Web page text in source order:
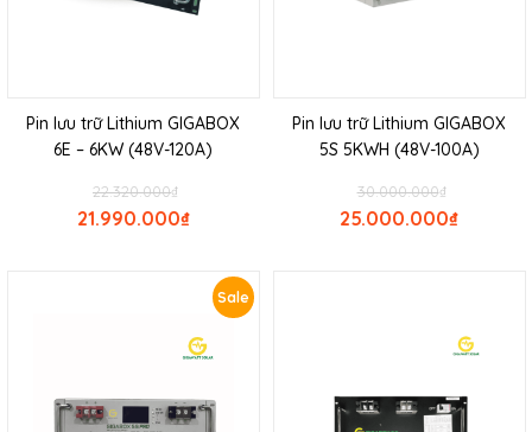
Pin lưu trữ Lithium GIGABOX
6E – 6KW (48V-120A)
₫
22.320.000
₫
21.990.000
Pin lưu trữ Lithium GIGABOX
5S 5KWH (48V-100A)
₫
30.000.000
₫
25.000.000
Sale